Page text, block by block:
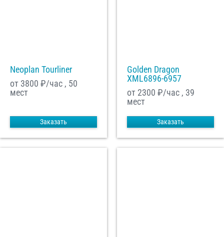
Neoplan Tourliner
от 3800 ₽/час , 50
мест
Заказать
Golden Dragon
XML6896-6957
от 2300 ₽/час , 39
мест
Заказать